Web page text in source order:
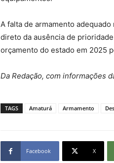
A falta de armamento
direto da ausência de
orçamento do estado em 2025
Da Redação, com informações
TAGS Amaturá Armamento
Facebook X